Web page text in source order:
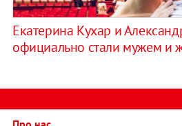
Екатерина Кухар и
официально стали мужем и